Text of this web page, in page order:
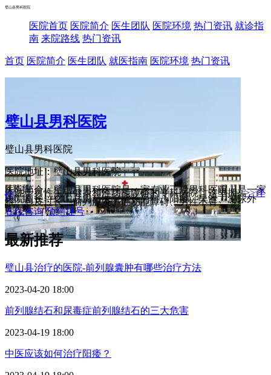
璧山县男科医院
医院首页 医院简介 医生团队 医院环境 热门资讯 就诊指
南 来院路线 热门资讯
首页 医院简介 医生团队 就医指南 医院环境 热门资讯
璧山县男科医院
璧山县男科医院
医院地址：璧山县男科医院
医院简介：璧山县男科医院是一家专业正规男科医院，是一家
专注于男性生殖健康和性功能障碍的专科医院。这里拥...>>详
情
医院擅长：璧山县男科医院擅长男科、阳痿、早泄、泌尿外
科、包皮过长、前列腺炎、性功能障碍、男性不育
在线咨询 预约挂号
最新推荐
璧山县治疗的医院-前列腺囊肿有哪些治疗方法
2023-04-20 18:00
前列腺结石和尿毒症前列腺结石的三大危害
2023-04-19 18:00
中医应该如何治疗阳痿？